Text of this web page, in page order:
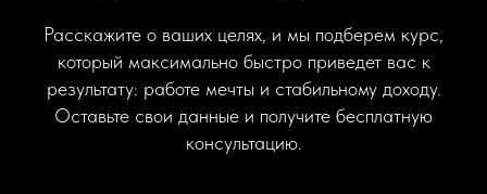
Расскажите о ваших целях, и мы подберем курс,
который максимально быстро приведет вас к
результату: работе мечты и стабильному доходу.
Оставьте свои данные и получите бесплатную
консультацию.